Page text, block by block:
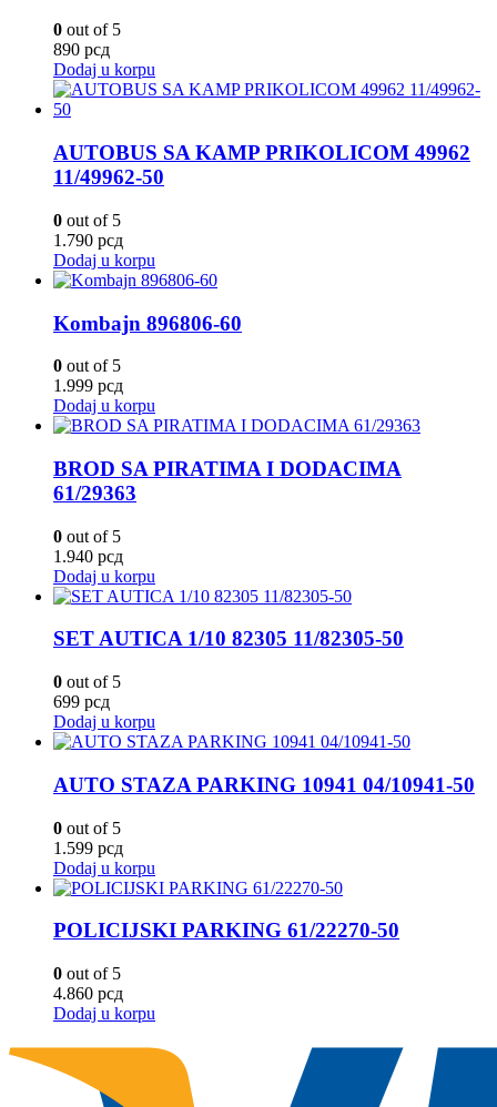
0 out of 5
890 рсд
Dodaj u korpu
AUTOBUS SA KAMP PRIKOLICOM 49962
11/49962-50
0 out of 5
1.790 рсд
Dodaj u korpu
Kombajn 896806-60
0 out of 5
1.999 рсд
Dodaj u korpu
BROD SA PIRATIMA I DODACIMA
61/29363
0 out of 5
1.940 рсд
Dodaj u korpu
SET AUTICA 1/10 82305 11/82305-50
0 out of 5
699 рсд
Dodaj u korpu
AUTO STAZA PARKING 10941 04/10941-50
0 out of 5
1.599 рсд
Dodaj u korpu
POLICIJSKI PARKING 61/22270-50
0 out of 5
4.860 рсд
Dodaj u korpu